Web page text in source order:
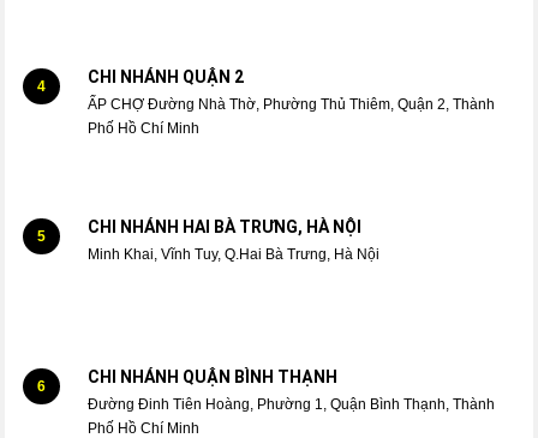
4 CHI NHÁNH QUẬN 2
ẤP CHỢ Đường Nhà Thờ, Phường Thủ Thiêm, Quận 2, Thành
Phố Hồ Chí Minh
5 CHI NHÁNH HAI BÀ TRƯNG, HÀ NỘI
Minh Khai, Vĩnh Tuy, Q.Hai Bà Trưng, Hà Nội
6 CHI NHÁNH QUẬN BÌNH THẠNH
Đường Đinh Tiên Hoàng, Phường 1, Quận Bình Thạnh, Thành
Phố Hồ Chí Minh